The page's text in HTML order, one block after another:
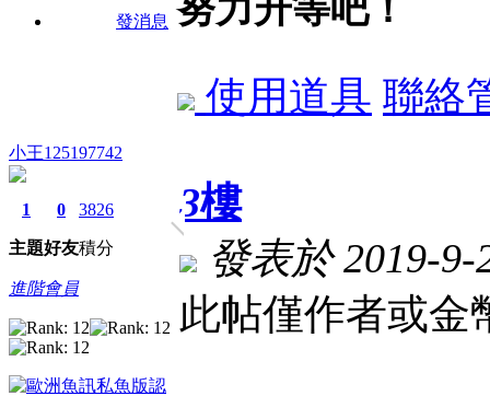
發消息 努力升等吧！
使用道具 聯絡
小王125197742
1
主題
0
好友
3826
積分
進階會員
3樓
發表於 2019-9-
此帖僅作者或金